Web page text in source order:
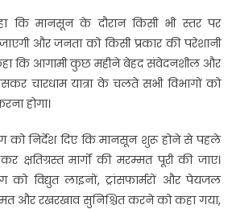
ड्रेजिंग
के
लिए
जल्द
करने
के
निर्देश
कि मानसून के दौरान किसी भी स्तर पर
जाएगी और जनता को किसी प्रकार की परेशानी
कहा कि आगामी कुछ महीने बेहद संवेदनशील और
चारधाम यात्रा के चलते सभी विभागों को
होगा।
को निर्देश दिए कि मानसून शुरू होने से पहले
क्षतिग्रस्त मार्गों की मरम्मत पूरी की जाए।
विद्युत लाइनों, ट्रांसफार्मरों और पेयजल
और रखरखाव सुनिश्चित करने को कहा गया,